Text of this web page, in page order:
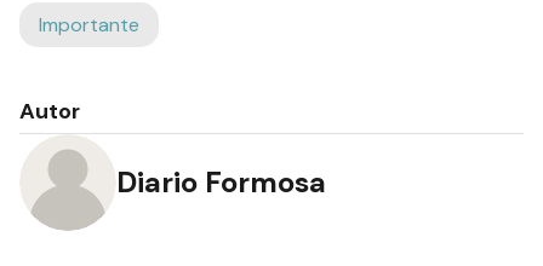
Importante
Autor
Diario Formosa